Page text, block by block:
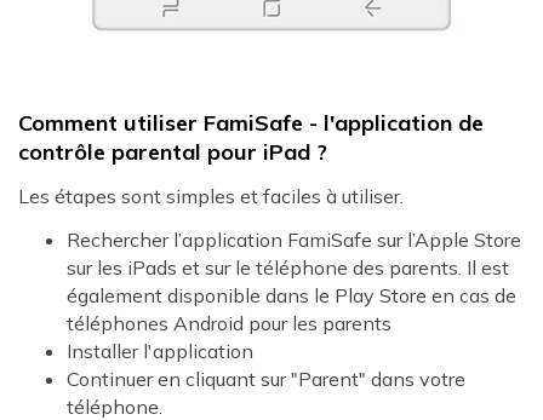
Comment utiliser FamiSafe - l'application de
contrôle parental pour iPad ?
Les étapes sont simples et faciles à utiliser.
Rechercher l’application FamiSafe sur l’Apple Store
sur les iPads et sur le téléphone des parents. Il est
également disponible dans le Play Store en cas de
téléphones Android pour les parents
Installer l'application
Continuer en cliquant sur "Parent" dans votre
téléphone.